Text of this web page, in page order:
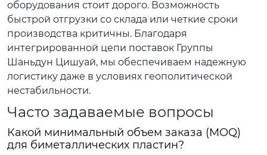
оборудования стоит дорого. Возможность
быстрой отгрузки со склада или четкие сроки
производства критичны. Благодаря
интегрированной цепи поставок Группы
Шаньдун Цишуай, мы обеспечиваем надежную
логистику даже в условиях геополитической
нестабильности.
Часто задаваемые вопросы
Какой минимальный объем заказа (MOQ)
для биметаллических пластин?